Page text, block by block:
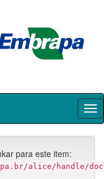
para este item:
alice/handle/